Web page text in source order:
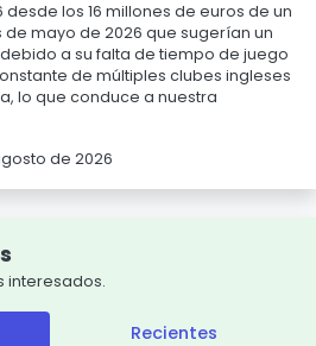
los 16 millones de euros de un
mayo de 2026 que sugerían un
a su falta de tiempo de juego
de múltiples clubes ingleses
lo que conduce a nuestra
de 2026
interesados.
Recientes